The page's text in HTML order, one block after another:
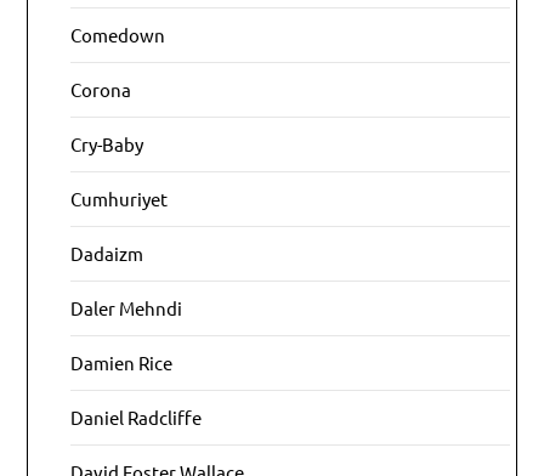
Comedown
Corona
Cry-Baby
Cumhuriyet
Dadaizm
Daler Mehndi
Damien Rice
Daniel Radcliffe